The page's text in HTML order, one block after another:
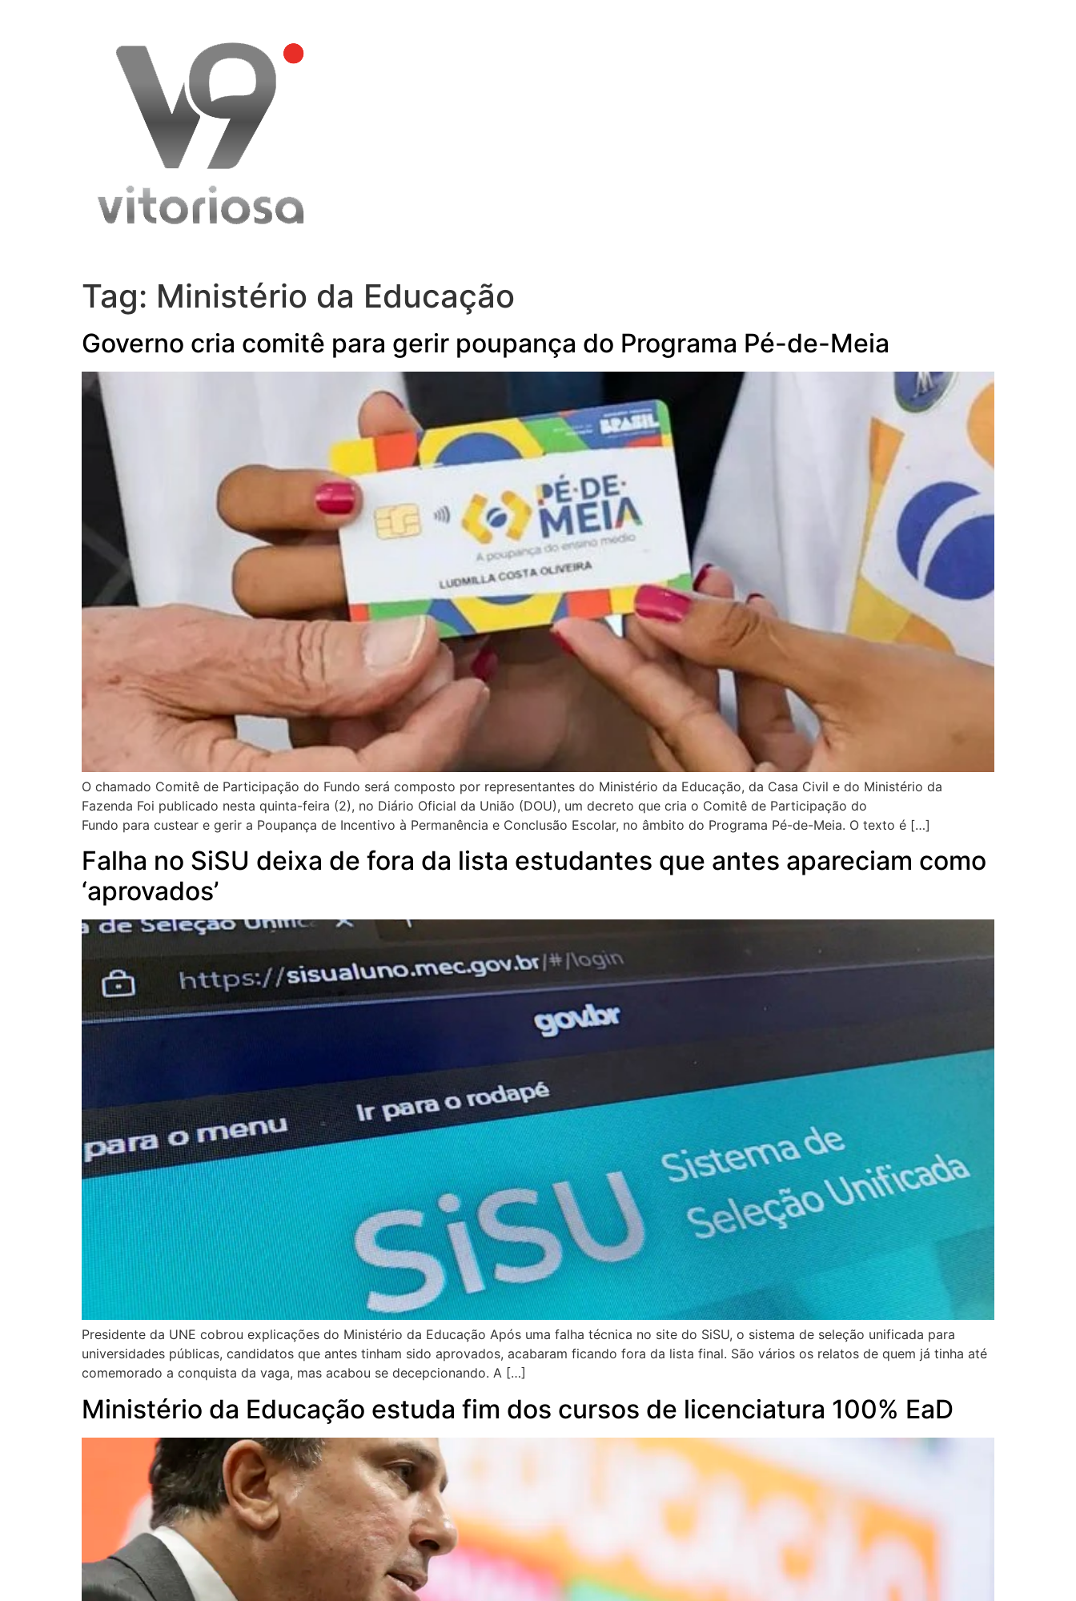
Tag: Ministério da Educação
Governo cria comitê para gerir poupança do Programa Pé-de-Meia
O chamado Comitê de Participação do Fundo será composto por representantes do Ministério da Educação, da Casa Civil e do Ministério da
Fazenda Foi publicado nesta quinta-feira (2), no Diário Oficial da União (DOU), um decreto que cria o Comitê de Participação do
Fundo para custear e gerir a Poupança de Incentivo à Permanência e Conclusão Escolar, no âmbito do Programa Pé-de-Meia. O texto é […]
Falha no SiSU deixa de fora da lista estudantes que antes apareciam como
‘aprovados’
Presidente da UNE cobrou explicações do Ministério da Educação Após uma falha técnica no site do SiSU, o sistema de seleção unificada para
universidades públicas, candidatos que antes tinham sido aprovados, acabaram ficando fora da lista final. São vários os relatos de quem já tinha até
comemorado a conquista da vaga, mas acabou se decepcionando. A […]
Ministério da Educação estuda fim dos cursos de licenciatura 100% EaD